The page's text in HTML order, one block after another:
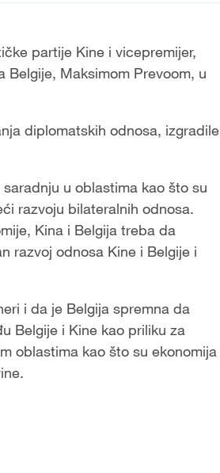
partije Kine i vicepremijer,
Maksimom Prevoom, u
diplomatskih odnosa, izgradile
u oblastima kao što su
razvoju bilateralnih odnosa.
Kina i Belgija treba da
razvoj odnosa Kine i Belgije i
i da je Belgija spremna da
Belgije i Kine kao priliku za
oblastima kao što su ekonomija